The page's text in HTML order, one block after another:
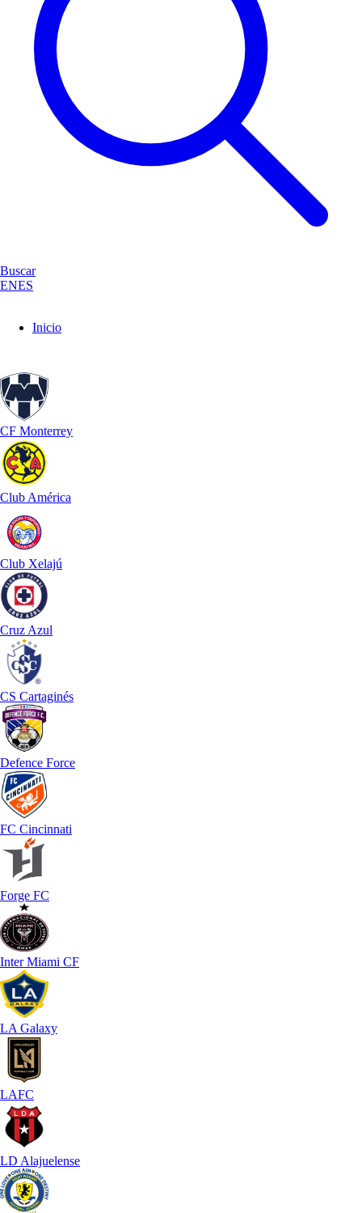
Buscar
ENES
Inicio
CF Monterrey
Club América
Club Xelajú
Cruz Azul
CS Cartaginés
Defence Force
FC Cincinnati
Forge FC
Inter Miami CF
LA Galaxy
LAFC
LD Alajuelense